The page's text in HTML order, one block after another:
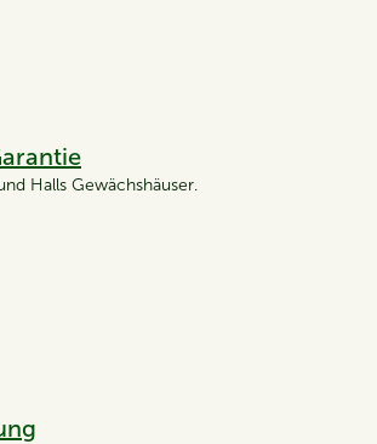
Halls Gewächshäuser.